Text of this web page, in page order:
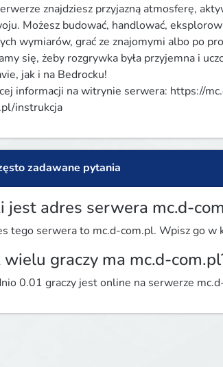
znajdziesz przyjazną atmosferę,
Możesz budować, handlować,
wymiarów, grać ze znajomymi albo po
się, żeby rozgrywka była przyjemna i
jak i na Bedrocku!
informacji na witrynie serwera: https://
instrukcja
zadawane pytania
jest adres serwera mc.d-
tego serwera to mc.d-com.pl. Wpisz go w
wielu graczy ma mc.d-
0.01 graczy jest online na serwerze